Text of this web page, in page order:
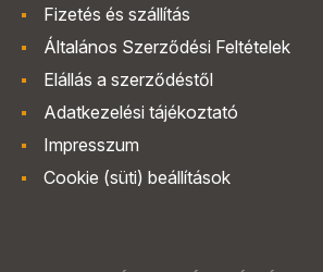
Fizetés és szállítás
Általános Szerződési Feltételek
Elállás a szerződéstől
Adatkezelési tájékoztató
Impresszum
Cookie (süti) beállítások